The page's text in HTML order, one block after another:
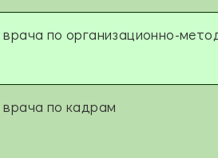
врача по организационно-
врача по кадрам